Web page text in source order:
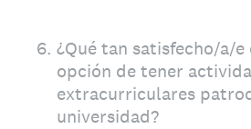
6. ¿Qué tan satisfecho/a/e
opción de tener
extracurriculares
universidad?